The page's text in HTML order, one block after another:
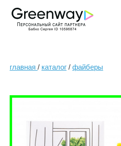
главная / каталог / файберы